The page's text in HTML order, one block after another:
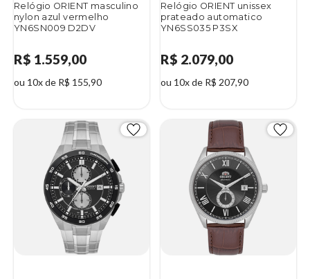
Relógio ORIENT masculino
nylon azul vermelho
YN6SN009 D2DV
R$ 1.559,00
ou 10x de R$ 155,90
Relógio ORIENT unissex
prateado automatico
YN6SS035 P3SX
R$ 2.079,00
ou 10x de R$ 207,90